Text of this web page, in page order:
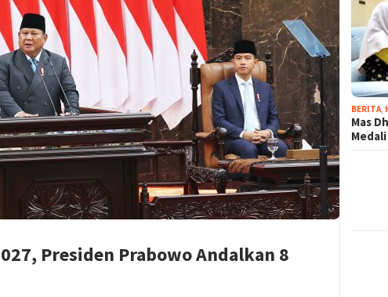
Presiden Prabowo Andalkan 8
BERITA
Mas
Medali